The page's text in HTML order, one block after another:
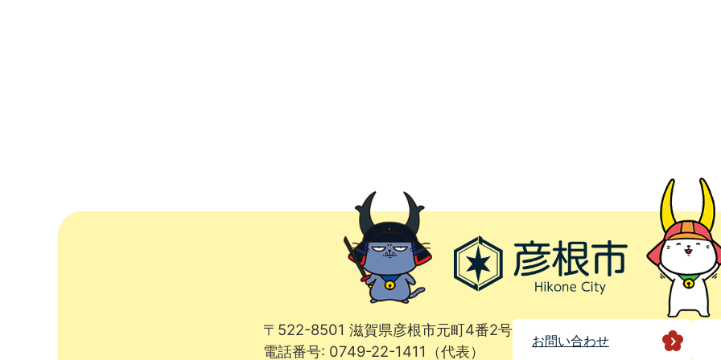
〒522-8501 滋賀県彦根市元町4番2号
電話番号: 0749-22-1411（代表）
お問い合わせ